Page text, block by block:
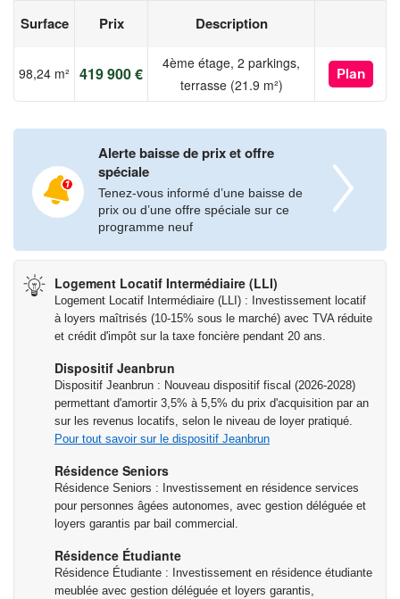
Surface Prix Description
98,24 m² 419 900 €
4ème étage, 2 parkings,
terrasse (21.9 m²)
Plan
Alerte baisse de prix et offre
spéciale
Tenez-vous informé d’une baisse de
prix ou d’une offre spéciale sur ce
programme neuf
Logement Locatif Intermédiaire (LLI)
Logement Locatif Intermédiaire (LLI) : Investissement locatif
à loyers maîtrisés (10-15% sous le marché) avec TVA réduite
et crédit d'impôt sur la taxe foncière pendant 20 ans.
Dispositif Jeanbrun
Dispositif Jeanbrun : Nouveau dispositif fiscal (2026-2028)
permettant d'amortir 3,5% à 5,5% du prix d'acquisition par an
sur les revenus locatifs, selon le niveau de loyer pratiqué.
Pour tout savoir sur le dispositif Jeanbrun
Résidence Seniors
Résidence Seniors : Investissement en résidence services
pour personnes âgées autonomes, avec gestion déléguée et
loyers garantis par bail commercial.
Résidence Étudiante
Résidence Étudiante : Investissement en résidence étudiante
meublée avec gestion déléguée et loyers garantis,